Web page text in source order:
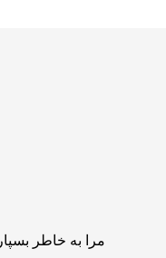
مرا به خاطر بسپار